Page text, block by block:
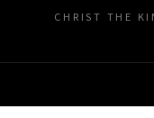
contentCHRIST THE